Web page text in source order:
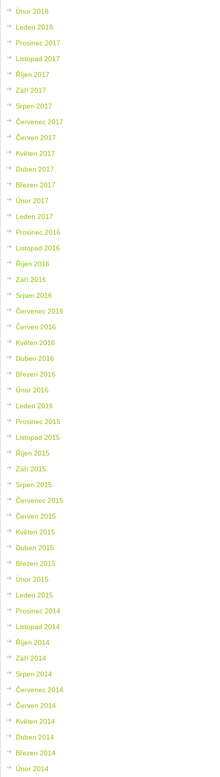
Únor 2018
Leden 2018
Prosinec 2017
Listopad 2017
Říjen 2017
Září 2017
Srpen 2017
Červenec 2017
Červen 2017
Květen 2017
Duben 2017
Březen 2017
Únor 2017
Leden 2017
Prosinec 2016
Listopad 2016
Říjen 2016
Září 2016
Srpen 2016
Červenec 2016
Červen 2016
Květen 2016
Duben 2016
Březen 2016
Únor 2016
Leden 2016
Prosinec 2015
Listopad 2015
Říjen 2015
Září 2015
Srpen 2015
Červenec 2015
Červen 2015
Květen 2015
Duben 2015
Březen 2015
Únor 2015
Leden 2015
Prosinec 2014
Listopad 2014
Říjen 2014
Září 2014
Srpen 2014
Červenec 2014
Červen 2014
Květen 2014
Duben 2014
Březen 2014
Únor 2014